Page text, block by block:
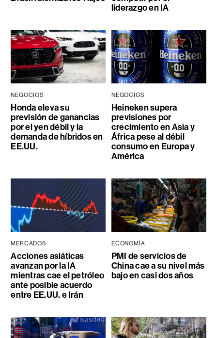
liderazgo en IA
NEGOCIOS
Honda eleva su
previsión de ganancias
por el yen débil y la
demanda de híbridos en
EE.UU.
NEGOCIOS
Heineken supera
previsiones por
crecimiento en Asia y
África pese al débil
consumo en Europa y
América
MERCADOS
Acciones asiáticas
avanzan por la IA
mientras cae el petróleo
ante posible acuerdo
entre EE.UU. e Irán
ECONOMÍA
PMI de servicios de
China cae a su nivel más
bajo en casi dos años